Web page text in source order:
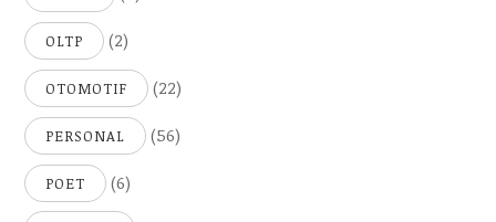
OLTP (2)
OTOMOTIF (22)
PERSONAL (56)
POET (6)